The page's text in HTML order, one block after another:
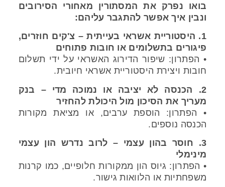
בואו נפרק את המסתורין מאחורי הסירובים
ונבין איך אפשר להתגבר עליהם:
1. היסטוריית אשראי בעייתית – צ'קים חוזרים,
פיגורים בתשלומים או חובות פתוחים
• הפתרון: שיפור הדירוג האשראי על ידי תשלום
חובות ויצירת היסטוריית אשראי חיובית.
2. הכנסה לא יציבה או נמוכה מדי – בנק
מעריך את הסיכון מול היכולת להחזיר
• הפתרון: הוספת ערבים, או מציאת מקורות
הכנסה נוספים.
3. חוסר בהון עצמי – לרוב נדרש הון עצמי
מינימלי
• הפתרון: גיוס הון ממקורות חלופיים, כמו קרנות
משפחתיות או הלוואות גישור.